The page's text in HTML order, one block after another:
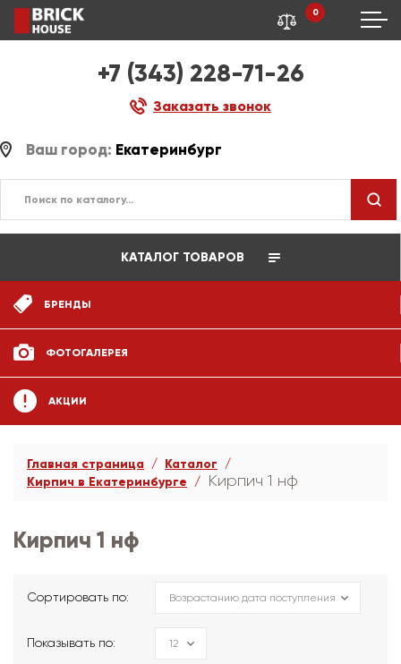
+7 (343) 228-71-26
Заказать звонок
0
Ваш город: Екатеринбург
КАТАЛОГ ТОВАРОВ
БРЕНДЫ
ФОТОГАЛЕРЕЯ
АКЦИИ
Главная страница
Каталог
Кирпич в Екатеринбурге
Кирпич 1 нф
Кирпич 1 нф
Сортировать по:
Показывать по: